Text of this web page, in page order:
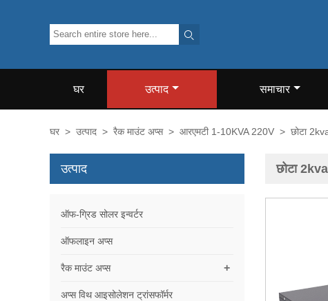

घर उत्पाद समाचार
घर > उत्पाद > रैक माउंट अप्स > आरएमटी 1-10KVA 220V > छोटा
छोटा
उत्पाद
ऑफ-ग्रिड सोलर इन्वर्टर
ऑफलाइन अप्स
+
रैक माउंट अप्स
अप्स विथ आइसोलेशन ट्रांसफॉर्मर